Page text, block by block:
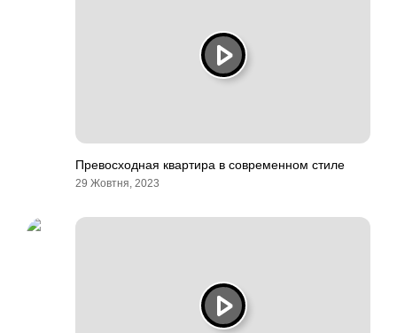
Превосходная квартира в современном стиле
29 Жовтня, 2023